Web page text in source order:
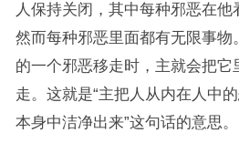
人保持关闭，其中每种邪恶在他
然而每种邪恶里面都有无限事物
的一个邪恶移走时，主就会把它
走。这就是“主把人从内在人中
本身中洁净出来”这句话的意思。